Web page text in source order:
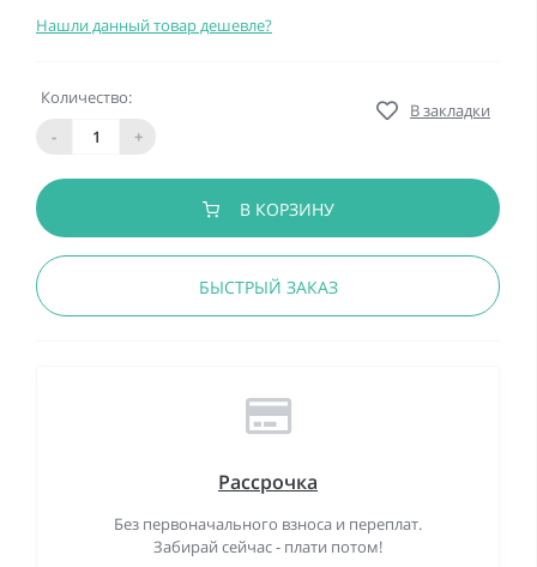
Нашли данный товар дешевле?
Количество:
-
+
В закладки
В КОРЗИНУ
БЫСТРЫЙ ЗАКАЗ
Рассрочка
Без первоначального взноса и переплат.
Забирай сейчас - плати потом!